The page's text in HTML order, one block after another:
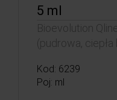
5 ml
Bioevolution
(pudrowa,
Kod: 6239
Poj: ml